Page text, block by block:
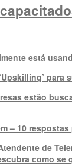
está
estão
– 10
de
como se